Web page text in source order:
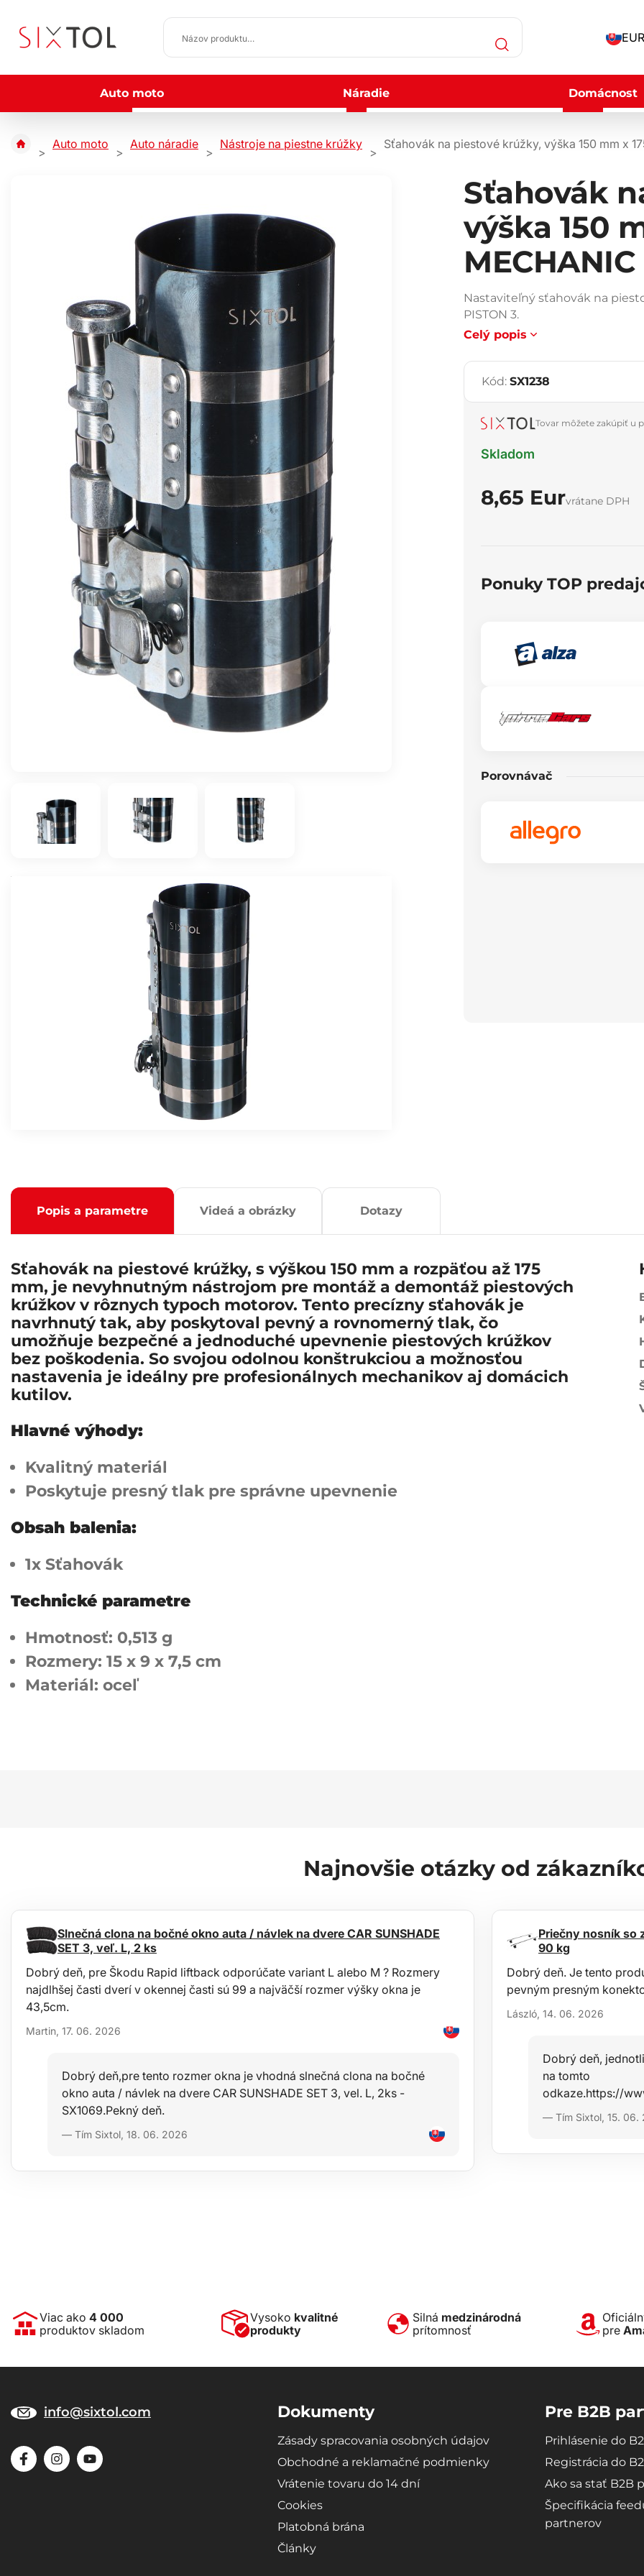
Auto moto Náradie Domácnost
Auto moto Auto náradie Nástroje na piestne krúžky Sťahovák na piestové krúžky, výška 150 mm x
Sťahovák
výška 150
Nastaviteľný sťahovák na
PISTON 3.
Celý popis
Kód: SX1238
Tovar môžete zakúpiť u
Skladom
8,65 Eurvrátane DPH
Ponuky TOP
Porovnávač
Popis a parametre Videá a obrázky Dotazy
Sťahovák na piestové krúžky, s výškou 150 mm a rozpäťou až 175
mm, je nevyhnutným nástrojom pre montáž a demontáž piestových
krúžkov v rôznych typoch motorov. Tento precízny sťahovák je
navrhnutý tak, aby poskytoval pevný a rovnomerný tlak, čo
umožňuje bezpečné a jednoduché upevnenie piestových krúžkov
bez poškodenia. So svojou odolnou konštrukciou a možnosťou
nastavenia je ideálny pre profesionálnych mechanikov aj domácich
kutilov.
Hlavné výhody:
Kvalitný materiál
Poskytuje presný tlak pre správne upevnenie
Obsah balenia:
1x Sťahovák
Technické parametre
Hmotnosť: 0,513 g
Rozmery: 15 x 9 x 7,5 cm
Materiál: oceľ
Najnovšie otázky od
Slnečná clona na bočné okno auta / návlek na dvere CAR SUNSHADE
SET 3, veľ. L, 2 ks
Dobrý deň, pre Škodu Rapid liftback odporúčate variant L alebo M ? Rozmery
najdlhšej časti dverí v okennej časti sú 99 a najväčší rozmer výšky okna je
43,5cm.
Martin, 17. 06. 2026
Dobrý deň,pre tento rozmer okna je vhodná slnečná clona na bočné
okno auta / návlek na dvere CAR SUNSHADE SET 3, vel. L, 2ks -
SX1069.Pekný deň.
— Tím Sixtol, 18. 06. 2026
Priečny nosník so
90 kg
Dobrý deň. Je tento
pevným presným
László, 14. 06. 2026
Dobrý deň,
na tomto
odkaze.https://
— Tím Sixtol, 15. 06.
Viac ako 4 000
produktov skladom
Vysoko kvalitné
produkty
Silná medzinárodná
prítomnosť
pre
info@sixtol.com Dokumenty
Zásady spracovania osobných údajov
Obchodné a reklamačné podmienky
Vrátenie tovaru do 14 dní
Cookies
Platobná brána
Články
Pre B2B
Prihlásenie do
Registrácia do
Ako sa stať B2B
Špecifikácia
partnerov